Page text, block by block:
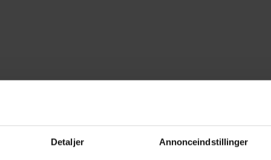
Detaljer Annonceindstillinger